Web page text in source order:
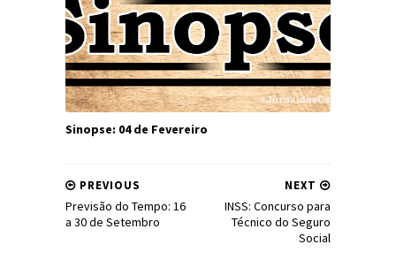
Sinopse: 04 de Fevereiro
NEXT
INSS: Concurso para
Técnico do Seguro
Social
PREVIOUS
Previsão do Tempo: 16
a 30 de Setembro